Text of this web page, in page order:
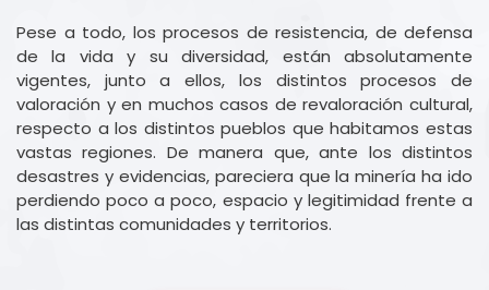
Pese a todo, los procesos de resistencia, de defensa
de la vida y su diversidad, están absolutamente
vigentes, junto a ellos, los distintos procesos de
valoración y en muchos casos de revaloración cultural,
respecto a los distintos pueblos que habitamos estas
vastas regiones. De manera que, ante los distintos
desastres y evidencias, pareciera que la minería ha ido
perdiendo poco a poco, espacio y legitimidad frente a
las distintas comunidades y territorios.